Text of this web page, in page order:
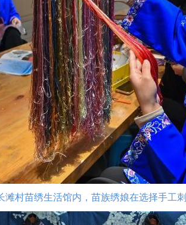
苗绣生活馆内，苗族绣娘在选择手工刺